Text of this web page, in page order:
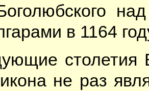
в 1164
не раз